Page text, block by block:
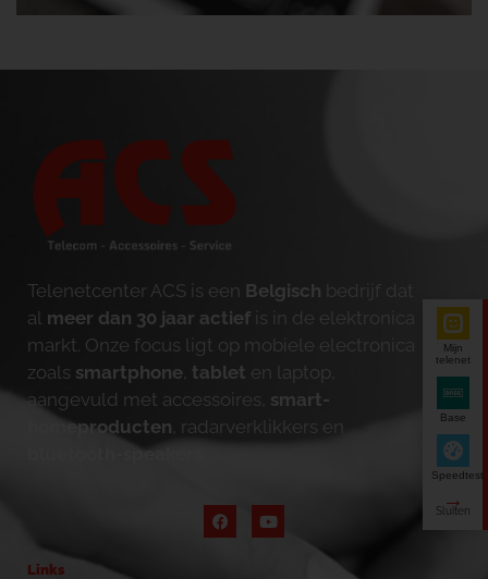
Telenetcenter ACS is een Belgisch bedrijf dat
al meer dan 30 jaar actief is in de elektronica
markt. Onze focus ligt op mobiele electronica
zoals smartphone tablet en laptop,
aangevuld met accessoires, smart-
homeproducten , radarverklikkers en
bluetooth-speakers
Links
Mijn
telenet
Base
Speedtest